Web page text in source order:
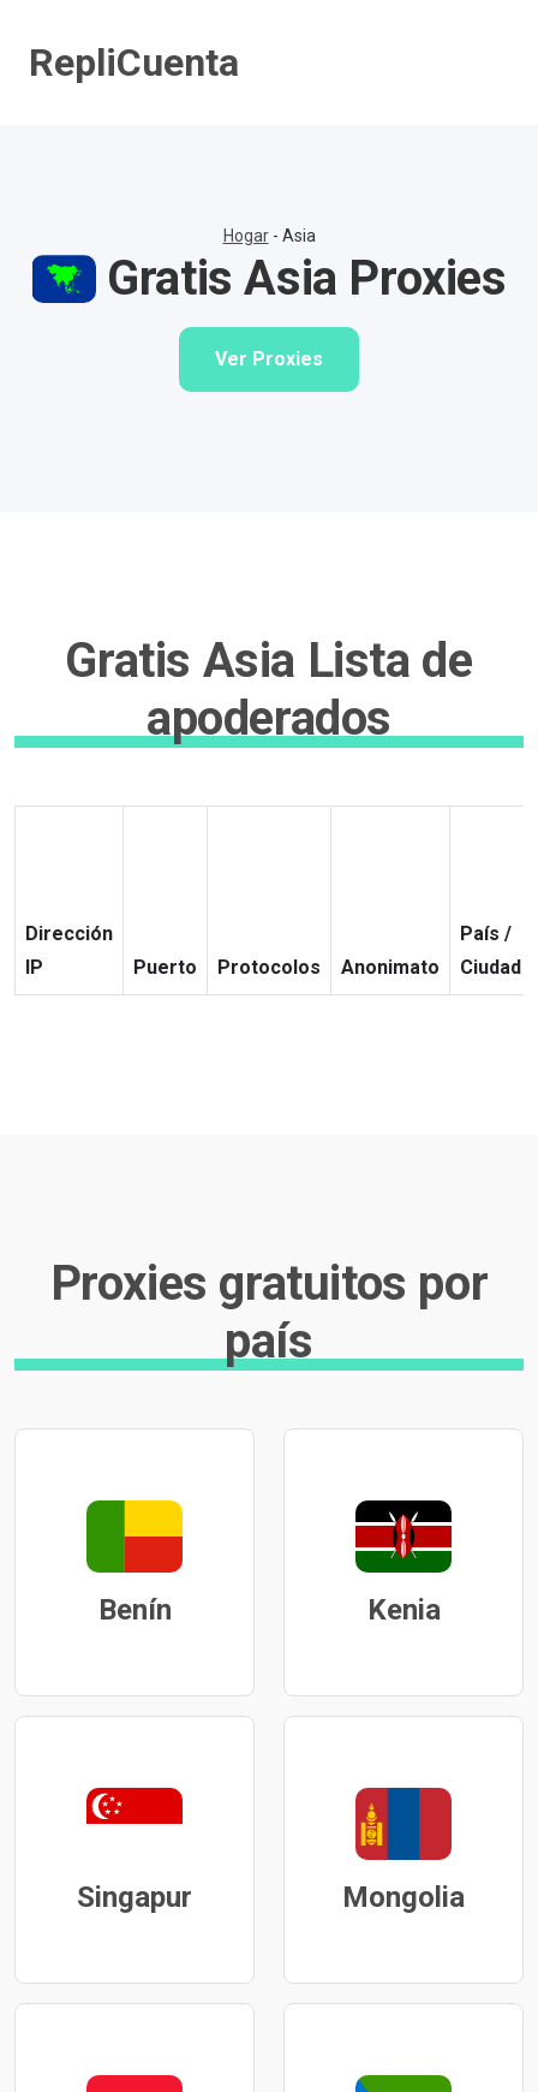
contenido
RepliCuenta
Hogar- Asia
Gratis Asia Proxies
Ver Proxies
Gratis Asia Lista de
apoderados
Dirección
IP
Puerto Protocolos Anonimato
País /
Ciudad
Proxies gratuitos por
país
Benín Kenia
Singapur Mongolia